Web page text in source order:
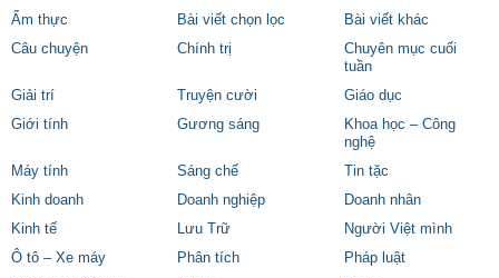
Ẩm thực Bài viết chọn lọc
Bài viết khác
Câu chuyện
Chính trị
Chuyên mục cuối
tuần
Giải trí
Truyện cười
Giáo dục
Giới tính
Gương sáng
Khoa học – Công
nghệ
Máy tính
Sáng chế
Tin tặc
Kinh doanh
Doanh nghiệp
Doanh nhân
Kinh tế
Lưu Trữ
Người Việt mình
Ô tô – Xe máy
Phân tích
Pháp luật